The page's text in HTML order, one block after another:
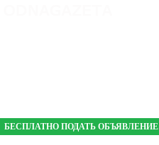
БЕСПЛАТНО ПОДАТЬ ОБЪЯВЛЕНИЕ